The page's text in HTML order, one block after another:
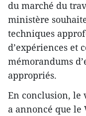
du marché du
ministère
techniques
d’expériences et
mémorandums
appropriés.
En conclusion, le
a annoncé que